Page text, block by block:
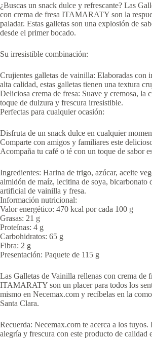
¿Buscas un snack dulce y refrescante? Las
con crema de fresa ITAMARATY son la
paladar. Estas galletas son una explosión de
desde el primer bocado.
Su irresistible combinación:
Crujientes galletas de vainilla: Elaboradas con
alta calidad, estas galletas tienen una textura
Deliciosa crema de fresa: Suave y cremosa, la
toque de dulzura y frescura irresistible.
Perfectas para cualquier ocasión:
Disfruta de un snack dulce en cualquier
Comparte con amigos y familiares este
Acompaña tu café o té con un toque de sabor
Ingredientes: Harina de trigo, azúcar, aceite
almidón de maíz, lecitina de soya, bicarbonato
artificial de vainilla y fresa.
Información nutricional:
Valor energético: 470 kcal por cada 100 g
Grasas: 21 g
Proteínas: 4 g
Carbohidratos: 65 g
Fibra: 2 g
Presentación: Paquete de 115 g
Las Galletas de Vainilla rellenas con crema de
ITAMARATY son un placer para todos los
mismo en Necemax.com y recíbelas en la
Santa Clara.
Recuerda: Necemax.com te acerca a los tuyos.
alegría y frescura con este producto de calidad